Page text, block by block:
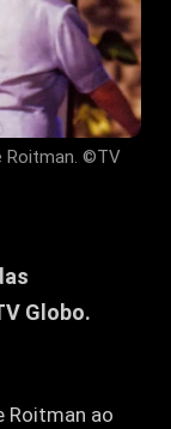
Roitman. ©TV
Globo.
Roitman ao